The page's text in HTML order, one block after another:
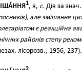
1, я, с. Дія за знач.
але змішання
є реакційна
районів степу
лісорозв., 1956, 237).